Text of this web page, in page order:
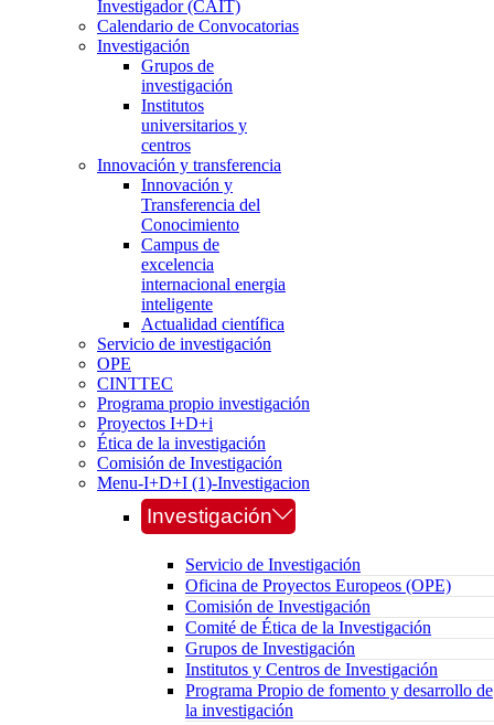
Investigador (CAIT)
Calendario de Convocatorias
Investigación
Grupos de
investigación
Institutos
universitarios y
centros
Innovación y transferencia
Innovación y
Transferencia del
Conocimiento
Campus de
excelencia
internacional energia
inteligente
Actualidad científica
Servicio de investigación
OPE
CINTTEC
Programa propio investigación
Proyectos I+D+i
Ética de la investigación
Comisión de Investigación
Menu-I+D+I (1)-Investigacion
Investigación
Servicio de Investigación
Oficina de Proyectos Europeos (OPE)
Comisión de Investigación
Comité de Ética de la Investigación
Grupos de Investigación
Institutos y Centros de Investigación
Programa Propio de fomento y desarrollo de
la investigación